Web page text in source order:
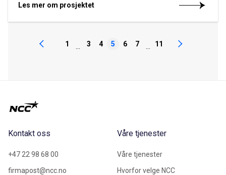
Les mer om prosjektet
1 ... 3 4 5 6 7 ... 11
Kontakt oss
+47 22 98 68 00
firmapost@ncc.no
Våre tjenester
Våre tjenester
Hvorfor velge NCC